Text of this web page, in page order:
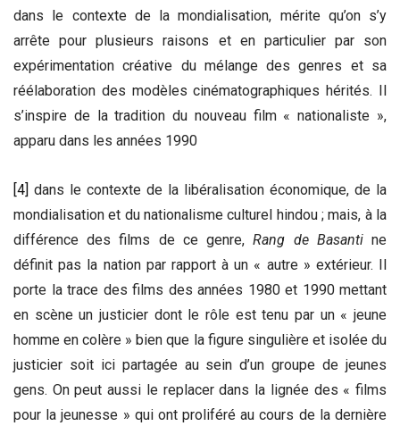
dans le contexte de la mondialisation, mérite qu’on s’y
arrête pour plusieurs raisons et en particulier par son
expérimentation créative du mélange des genres et sa
réélaboration des modèles cinématographiques hérités. Il
s’inspire de la tradition du nouveau film « nationaliste »,
apparu dans les années 1990
[4] dans le contexte de la libéralisation économique, de la
mondialisation et du nationalisme culturel hindou ; mais, à la
différence des films de ce genre,Rang de Basantine
définit pas la nation par rapport à un « autre » extérieur. Il
porte la trace des films des années 1980 et 1990 mettant
en scène un justicier dont le rôle est tenu par un « jeune
homme en colère » bien que la figure singulière et isolée du
justicier soit ici partagée au sein d’un groupe de jeunes
gens. On peut aussi le replacer dans la lignée des « films
pour la jeunesse » qui ont proliféré au cours de la dernière